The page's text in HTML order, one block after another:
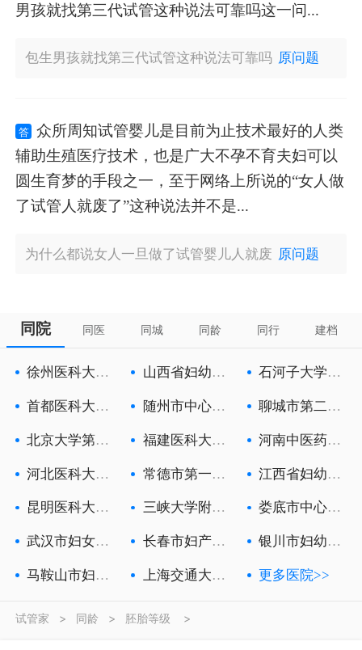
男孩就找第三代试管这种说法可靠吗这一问...
包生男孩就找第三代试管这种说法可靠吗 原问题
答
众所周知试管婴儿是目前为止技术最好的人类
辅助生殖医疗技术，也是广大不孕不育夫妇可以
圆生育梦的手段之一，至于网络上所说的“女人做
了试管人就废了”这种说法并不是...
为什么都说女人一旦做了试管婴儿人就废 原问题
同院 同医 同城 同龄 同行 建档
徐州医科大学
山西省妇幼保
石河子大学医
首都医科大学
随州市中心医
聊城市第二人
北京大学第三
福建医科大学
河南中医药大
河北医科大学
常德市第一人
江西省妇幼保
昆明医科大学
三峡大学附属
娄底市中心医
武汉市妇女儿
长春市妇产医
银川市妇幼保
马鞍山市妇幼
上海交通大学
更多医院>>
试管家 > 同龄 > 胚胎等级 >